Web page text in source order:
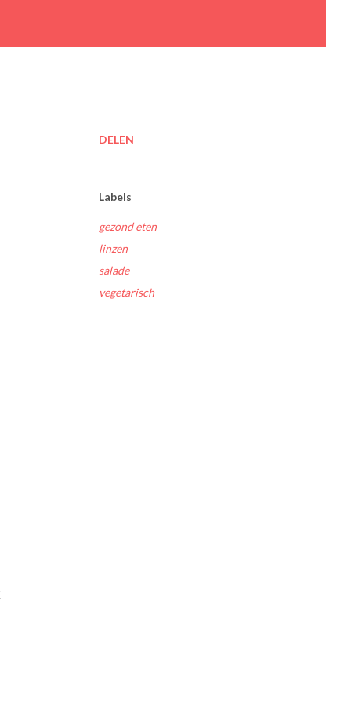
DELEN
Labels
gezond eten
linzen
salade
vegetarisch